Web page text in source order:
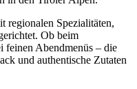
regionalen Spezialitäten,
Ob beim
feinen Abendmenüs – die
und authentische Zutaten